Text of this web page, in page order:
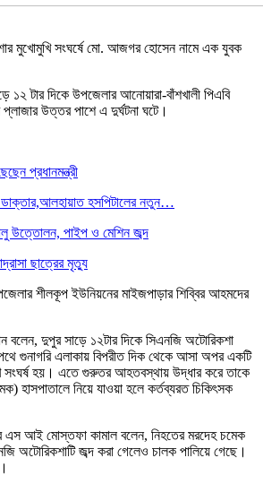
মুখোমুখি সংঘর্ষে মো. আজগর হোসেন নামে এক যুবক
১২ টার দিকে উপজেলার আনোয়ারা-বাঁশখালী পিএবি
উত্তর পাশে এ দুর্ঘটনা ঘটে।
প্রধানমন্ত্রী
হসপিটালের নতুন…
উত্তোলন, পাইপ ও মেশিন জব্দ
ছাত্রের মৃত্যু
শীলকূপ ইউনিয়নের মাইজপাড়ার শিব্বির আহমদের
বলেন, দুপুর সাড়ে ১২টার দিকে সিএনজি অটোরিকশা
গুনাগরি এলাকায় বিপরীত দিক থেকে আসা অপর একটি
সংঘর্ষ হয়। এতে গুরুতর আহতবস্থায় উদ্ধার করে তাকে
হাসপাতালে নিয়ে যাওয়া হলে কর্তব্যরত চিকিৎসক
এস আই মোস্তফা কামাল বলেন, নিহতের মরদেহ চমেক
অটোরিকশাটি জব্দ করা গেলেও চালক পালিয়ে গেছে।